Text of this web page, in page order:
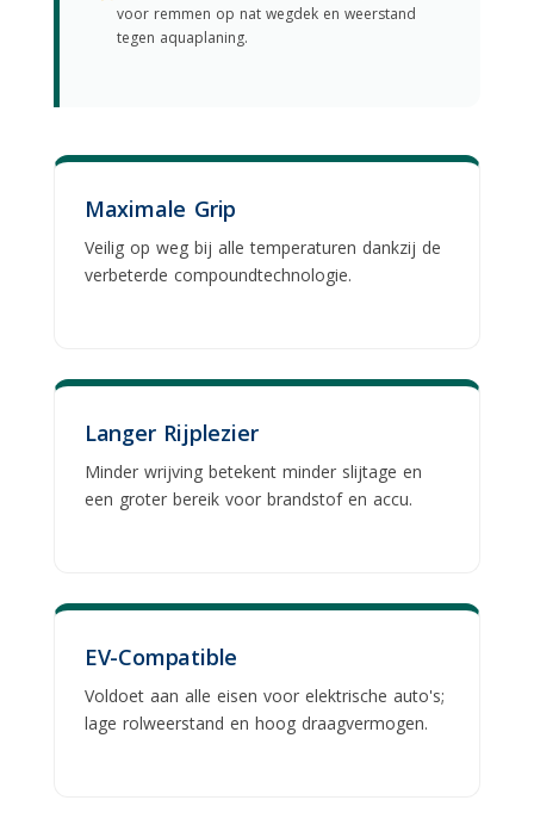
voor remmen op nat wegdek en weerstand
tegen aquaplaning.
Maximale Grip
Veilig op weg bij alle temperaturen dankzij de
verbeterde compoundtechnologie.
Langer Rijplezier
Minder wrijving betekent minder slijtage en
een groter bereik voor brandstof en accu.
EV-Compatible
Voldoet aan alle eisen voor elektrische auto's;
lage rolweerstand en hoog draagvermogen.